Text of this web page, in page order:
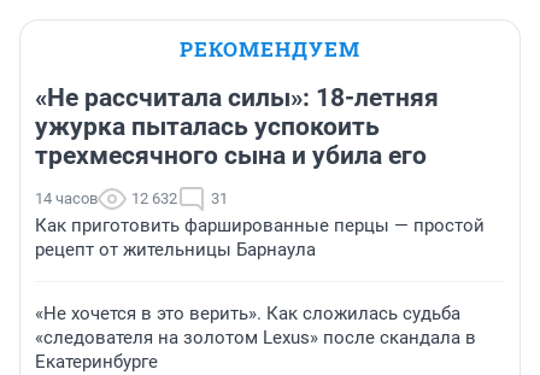
РЕКОМЕНДУЕМ
«Не рассчитала силы»: 18-летняя
ужурка пыталась успокоить
трехмесячного сына и убила его
14 часов 12 632 31
Как приготовить фаршированные перцы — простой
рецепт от жительницы Барнаула
«Не хочется в это верить». Как сложилась судьба
«следователя на золотом Lexus» после скандала в
Екатеринбурге